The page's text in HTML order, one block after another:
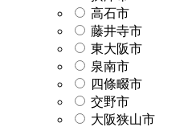
高石市
藤井寺市
東大阪市
泉南市
四條畷市
交野市
大阪狭山市